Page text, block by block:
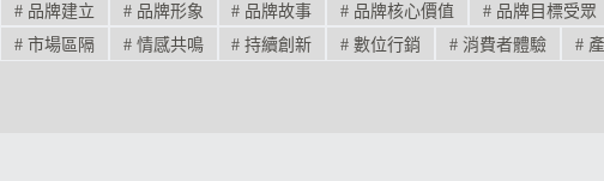
#品牌建立 #品牌形象 # 品牌故事 # 品牌核心價值 # 品牌目標受眾
#市場區隔 #情感共鳴 # 持續創新 # 數位行銷 # 消費者體驗 #產